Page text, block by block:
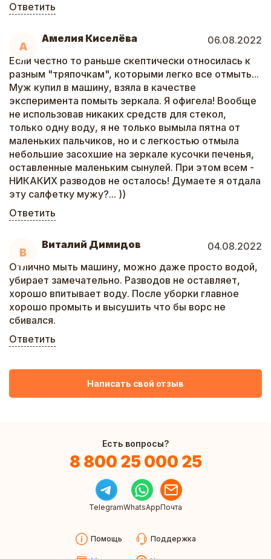
Ответить
А
Амелия Киселёва
06.08.2022
Если честно то раньше скептически относилась к
разным "тряпочкам", которыми легко все отмыть...
Муж купил в машину, взяла в качестве
эксперимента помыть зеркала. Я офигела! Вообще
не использовав никаких средств для стекол,
только одну воду, я не только вымыла пятна от
маленьких пальчиков, но и с легкостью отмыла
небольшие засохшие на зеркале кусочки печенья,
оставленные маленьким сынулей. При этом всем -
НИКАКИХ разводов не осталось! Думаете я отдала
эту салфетку мужу?... ))
Ответить
В
Виталий Димидов
04.08.2022
Отлично мыть машину, можно даже просто водой,
убирает замечательно. Разводов не оставляет,
хорошо впитывает воду. После уборки главное
хорошо промыть и высушить что бы ворс не
сбивался.
Ответить
Написать свой отзыв
Есть вопросы?
8 800 25 000 25
TelegramWhatsAppПочта
Помощь Поддержка